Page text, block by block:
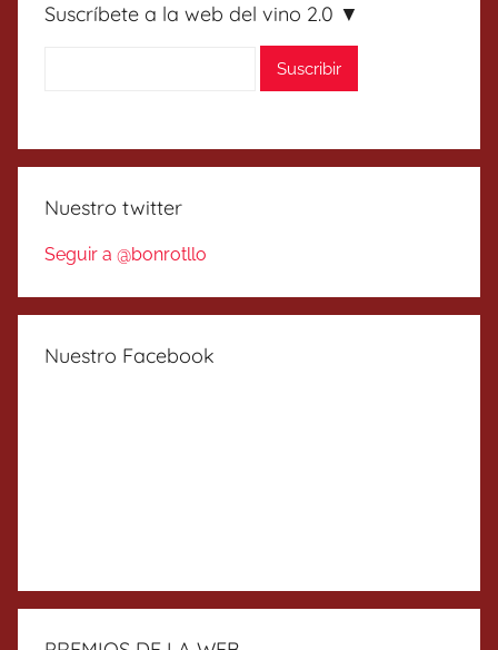
Suscríbete a la web del vino 2.0 ▼
Nuestro twitter
Seguir a @bonrotllo
Nuestro Facebook